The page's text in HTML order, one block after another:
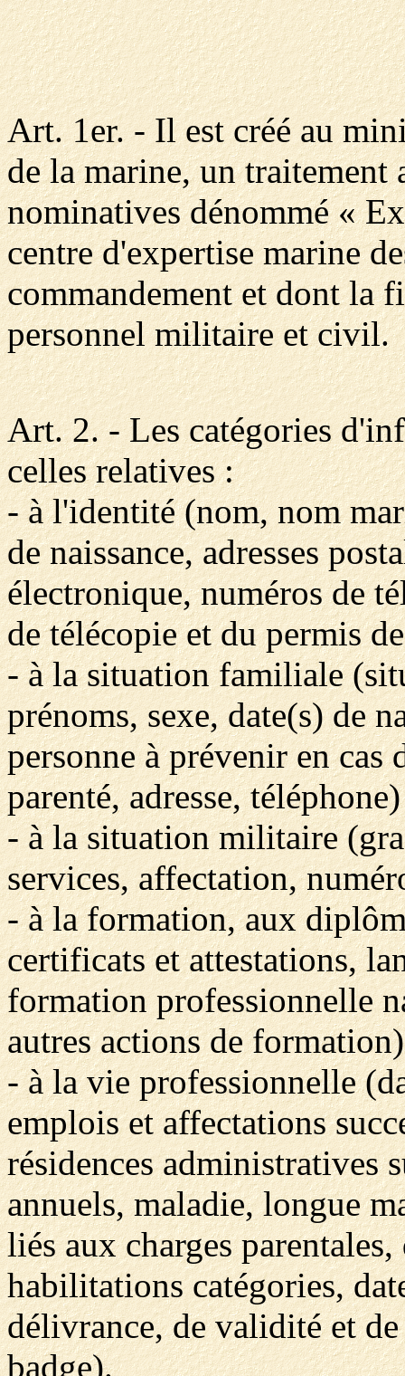
Art. 1er. - Il est créé au
de la marine, un
nominatives dénommé «
centre d'expertise marine
commandement et dont la
personnel militaire et civil.
Art. 2. - Les catégories
celles relatives :
- à l'identité (nom, nom
de naissance, adresses
électronique, numéros de
de télécopie et du permis
- à la situation familiale
prénoms, sexe, date(s) de
personne à prévenir en
parenté, adresse,
- à la situation militaire
services, affectation,
- à la formation, aux
certificats et attestations,
formation professionnelle
autres actions de
- à la vie professionnelle
emplois et affectations
résidences administratives
annuels, maladie, longue
liés aux charges
habilitations catégories,
délivrance, de validité et
badge).